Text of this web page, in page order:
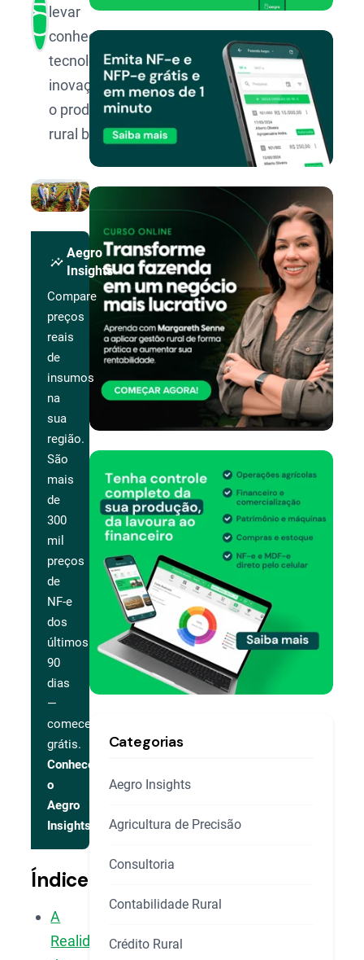
levar
conhecimento,
tecnologia e
inovação para
o produtor
rural brasileiro.
insights
Aegro
Insights
Compare
preços
reais
de
insumos
na
sua
região.
São
mais
de
300
mil
preços
de
NF-e
dos
últimos
90
dias
—
comece
grátis.
Conhecer
o
Aegro
Insights
Índice
A
Realidade
Categorias
Aegro Insights
Agricultura de Precisão
Consultoria
Contabilidade Rural
Crédito Rural